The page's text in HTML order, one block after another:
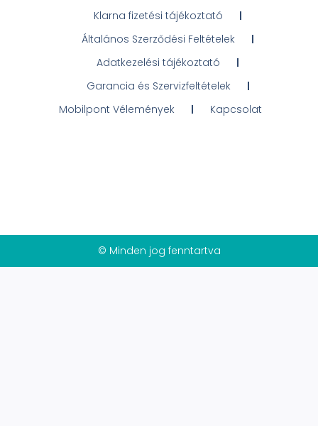
Klarna fizetési tájékoztató
Általános Szerződési Feltételek
Adatkezelési tájékoztató
Garancia és Szervizfeltételek
Mobilpont Vélemények
Kapcsolat
© Minden jog fenntartva